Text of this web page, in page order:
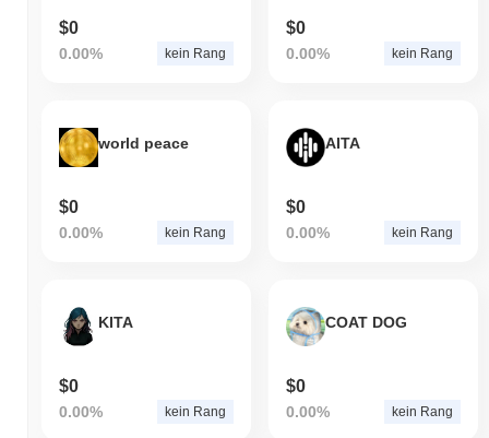
$0
0.00% kein Rang
$0
0.00% kein Rang
world peace
$0
0.00% kein Rang
AITA
$0
0.00% kein Rang
KITA
$0
0.00% kein Rang
COAT DOG
$0
0.00% kein Rang